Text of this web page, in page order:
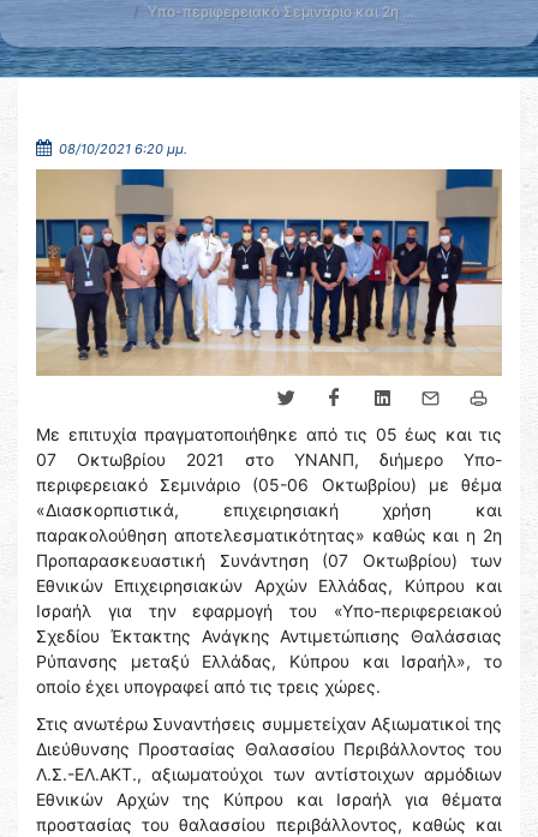
Υπο-περιφερειακό Σεμινάριο και 2η …
08/10/2021 6:20 μμ.
Με επιτυχία πραγματοποιήθηκε από τις 05 έως και τις
07 Οκτωβρίου 2021 στο ΥΝΑΝΠ, διήμερο Υπο-
περιφερειακό Σεμινάριο (05-06 Οκτωβρίου) με θέμα
«Διασκορπιστικά, επιχειρησιακή χρήση και
παρακολούθηση αποτελεσματικότητας» καθώς και η 2η
Προπαρασκευαστική Συνάντηση (07 Οκτωβρίου) των
Εθνικών Επιχειρησιακών Αρχών Ελλάδας, Κύπρου και
Ισραήλ για την εφαρμογή του «Υπο-περιφερειακού
Σχεδίου Έκτακτης Ανάγκης Αντιμετώπισης Θαλάσσιας
Ρύπανσης μεταξύ Ελλάδας, Κύπρου και Ισραήλ», το
οποίο έχει υπογραφεί από τις τρεις χώρες.
Στις ανωτέρω Συναντήσεις συμμετείχαν Αξιωματικοί της
Διεύθυνσης Προστασίας Θαλασσίου Περιβάλλοντος του
Λ.Σ.-ΕΛ.ΑΚΤ., αξιωματούχοι των αντίστοιχων αρμόδιων
Εθνικών Αρχών της Κύπρου και Ισραήλ για θέματα
προστασίας του θαλασσίου περιβάλλοντος, καθώς και